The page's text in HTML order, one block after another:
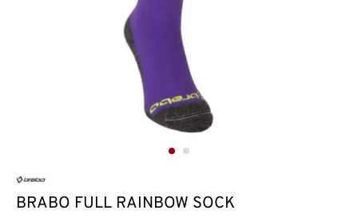
BRABO FULL RAINBOW SOCK